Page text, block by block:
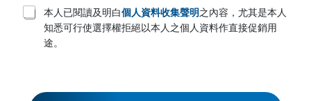
T
e
本人已閱讀及明白個人資料收集聲明之內容，尤其是本人
知悉可行使選擇權拒絕以本人之個人資料作直接促銷用
途。